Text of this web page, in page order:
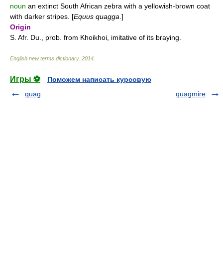
noun an extinct South African zebra with a yellowish-brown coat
with darker stripes. [Equus quagga .]
Origin
S. Afr. Du., prob. from Khoikhoi, imitative of its braying.
English new terms dictionary. 2014
Игры ⚽
Поможем написать курсовую
quag
quagmire